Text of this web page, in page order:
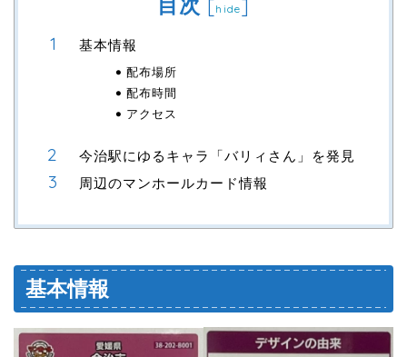
[hide]
基本情報
配布場所
配布時間
アクセス
今治駅にゆるキャラ「バリィさん」を発見
周辺のマンホールカード情報
基本情報